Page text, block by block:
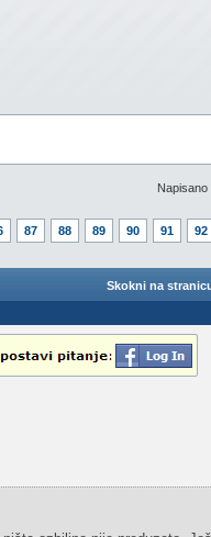
Napisano
87 88 89 90 91 92
Skokni na